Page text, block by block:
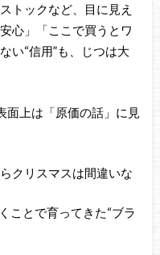
トックなど、目に見え
心」「ここで買うとワ
い“信用”も、じつは大
面上は「原価の話」に見
クリスマスは間違いな
ことで育ってきた“ブラ